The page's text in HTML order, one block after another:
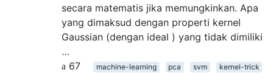
secara matematis jika memungkinkan. Apa
yang dimaksud dengan properti kernel
Gaussian (dengan ideal ) yang tidak dimiliki
…
67
machine-learning pca svm kernel-trick